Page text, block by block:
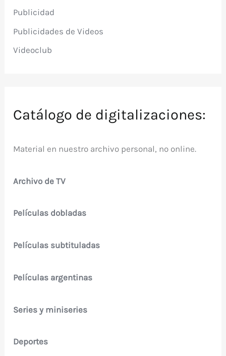
Publicidad
Publicidades de Videos
Videoclub
Catálogo de digitalizaciones:
Material en nuestro archivo personal, no online.
Archivo de TV
Películas dobladas
Películas subtituladas
Películas argentinas
Series y miniseries
Deportes